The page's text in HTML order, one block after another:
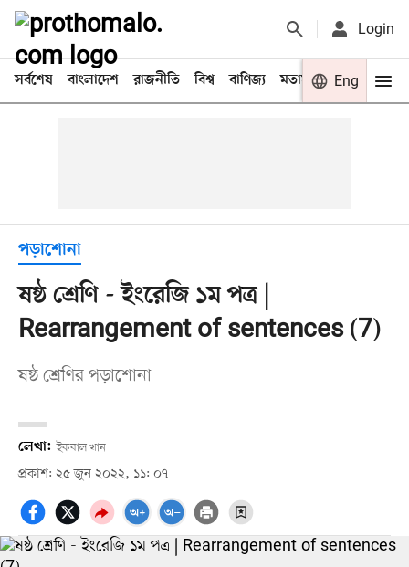
Login
সর্বশেষ বাংলাদেশ রাজনীতি বিশ্ব বাণিজ্য মতামত খেলা
Eng
পড়াশোনা
ষষ্ঠ শ্রেণি - ইংরেজি ১ম পত্র |
Rearrangement of sentences (7)
ষষ্ঠ শ্রেণির পড়াশোনা
লেখা: ইকবাল খান
প্রকাশ: ২৫ জুন ২০২২, ১১: ০৭